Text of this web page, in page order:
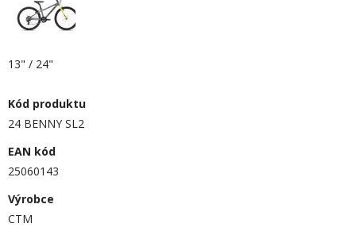
13" / 24"
Kód produktu
24 BENNY SL2
EAN kód
25060143
Výrobce
CTM